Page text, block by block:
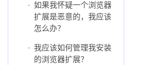
· 如果我怀疑一个浏览器
扩展是恶意的，我应该
怎么办？
· 我应该如何管理我安装
的浏览器扩展？